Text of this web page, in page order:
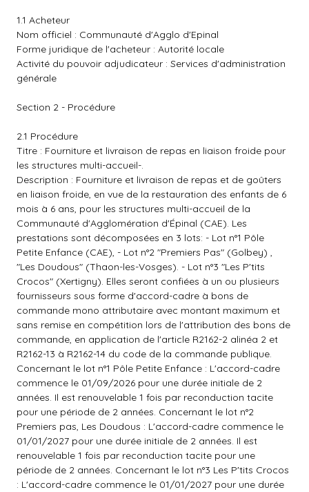
1.1 Acheteur
Nom officiel : Communauté d'Agglo d'Epinal
Forme juridique de l'acheteur : Autorité locale
Activité du pouvoir adjudicateur : Services d'administration
générale
Section 2 - Procédure
2.1 Procédure
Titre : Fourniture et livraison de repas en liaison froide pour
les structures multi-accueil-.
Description : Fourniture et livraison de repas et de goûters
en liaison froide, en vue de la restauration des enfants de 6
mois à 6 ans, pour les structures multi-accueil de la
Communauté d'Agglomération d'Épinal (CAE). Les
prestations sont décomposées en 3 lots: - Lot n°1 Pôle
Petite Enfance (CAE), - Lot n°2 "Premiers Pas" (Golbey) ,
"Les Doudous" (Thaon-les-Vosges). - Lot n°3 "Les P'tits
Crocos" (Xertigny). Elles seront confiées à un ou plusieurs
fournisseurs sous forme d'accord-cadre à bons de
commande mono attributaire avec montant maximum et
sans remise en compétition lors de l'attribution des bons de
commande, en application de l'article R2162-2 alinéa 2 et
R2162-13 à R2162-14 du code de la commande publique.
Concernant le lot n°1 Pôle Petite Enfance : L'accord-cadre
commence le 01/09/2026 pour une durée initiale de 2
années. Il est renouvelable 1 fois par reconduction tacite
pour une période de 2 années. Concernant le lot n°2
Premiers pas, Les Doudous : L'accord-cadre commence le
01/01/2027 pour une durée initiale de 2 années. Il est
renouvelable 1 fois par reconduction tacite pour une
période de 2 années. Concernant le lot n°3 Les P'tits Crocos
: L'accord-cadre commence le 01/01/2027 pour une durée